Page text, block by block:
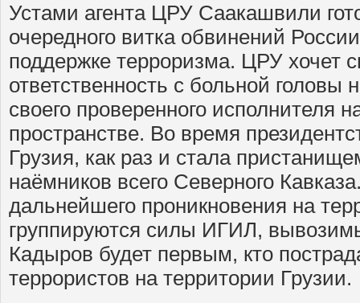
Устами агента ЦРУ Саакашвили
очередного витка обвинений
поддержке терроризма. ЦРУ хочет
ответственность с больной головы
своего проверенного исполнителя
пространстве. Во время
Грузия, как раз и стала
наёмников всего Северного
дальнейшего проникновения на
группируются силы ИГИЛ,
Кадыров будет первым, кто
террористов на территории Грузии.